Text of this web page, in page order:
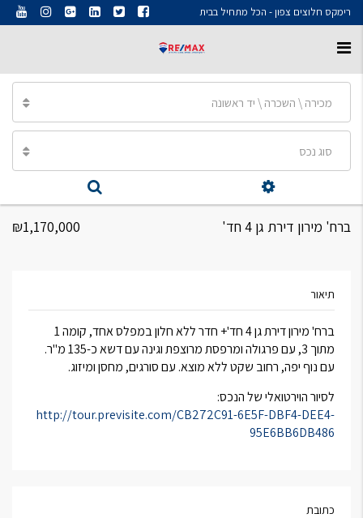
רימקס חלוצים צפון - הכל מתחיל בבית
מכירה \ השכרה \ יד ראשונה
סוג נכס
ברח' מירון דירת גן 4 חד' ₪1,170,000
תיאור
ברח' מירון דירת גן 4 חד'+ חדר ללא חלון במפלס אחד, קומה 1
מתוך 3, עם פרגולה ומרפסת מרוצפת וגינה עם דשא כ-135 מ"ר.
עם נוף יפה, רחוב שקט ללא מוצא. עם סורגים, מחסן ומיזוג.
לסיור הוירטואלי של הנכס:
http://tour.previsite.com/CB272C91-6E5F-DBF4-DEE4-
95E6BB6DB486
כתובת